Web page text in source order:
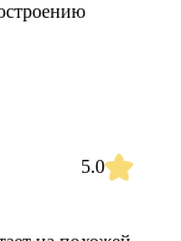
5.0